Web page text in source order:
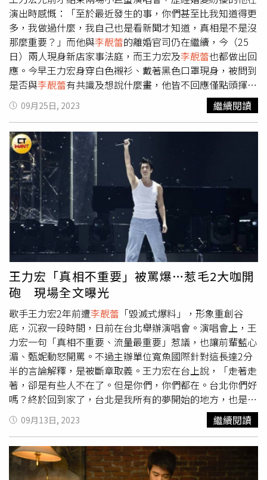
透過律師陳清怡發聲明指出：一、今天是強制執行程序，這
個程序是我方聲請的。二、很遺憾的，裁定的大部分內容對
造沒有履行。三、因此我們希望透過法律程序，實現裁定的
內容，讓我們能見到生命中最重要的人。李靚蕾下午也透過
律師田欣永發聲明：一、家事案件不對外公開。關於這一
點，稍早法官才特別提醒。對於王先生再次為了個人利益而
違反家事原則，我們深感遺憾。二、近兩年來，因為王先生
不斷上訴、抗告，我們開過無數次庭，從來沒有遇過這樣的
媒體陣仗。今天王先生特別找各家娛樂記者前來拍攝，以
○○作為話題炒作，我們對此深感遺憾。有關○○的一切事
宜，不應是娛樂大眾的素材，或是宣傳作品的工具，期盼無
論是司法、藝術或是和家庭關係，都應該回歸單純。三、聲
請方的指控不等於事實。我方一直都是竭盡所能的履行法院
裁定，反倒是王先生不斷違反應盡的義務。事實上，王先生
與○○一直有持續見面，昨天也才見過。期盼王先生能以
○○的身心健康為重，以真誠的態度處理家庭事務，以正當
的途徑宣傳作品。如此，一定能夠得到更多人的認同與支
持，包括靚蕾在內。日前美國部分，上一次兩人在家事法庭
出庭為6月間，之後美國紐約法院判決准離，兩人的戰火重
心便轉到台灣。不過對於紐約法院的判決，雙方似乎也是各
自解讀。紐約法院判定離婚獲准，當時
「美國法院經審理後裁定，王先生作為過錯方，必須賠償李
小姐因他的過錯而產生的訴訟律師費用」，但是王力宏則透
過律師聲明「很遺憾有人一直將過錯全部推給他方。王力宏
先生在紐約法院提起離婚獲准，法院並無認定王力宏先生在
離婚事由上有任何過錯，而是兩造基於合法離婚協議書判
准」。聲明中還指出，「反倒是，李小姐依離婚協議書已經
取得龐大財產，後續又於美國訴訟中另外要求逾千萬美金的
鉅額主張，導致本件審理時間不斷拖長，惟其請求均遭紐約
法院駁回。紐約法院在判決中也明白表示，李小姐另行在台
灣提起訴訟、且故意將兩人婚姻問題公開訴諸媒體，亦是駁
回其請求之原因，另關於○○的費用，紐約法院判決指出，
由台灣法院作最終決定」。王力宏的委任律師證實紐約法院
演出時感慨：「至於最近發生的事，你們甚至比我知道得更
多，我做過什麼，我自己也是看新聞才知道，真相是不是沒
那麼重要？」而他與李靚蕾的離婚官司仍在繼續，今（25
日）兩人現身新店家事法庭，而王力宏及李靚蕾也都做出回
應。今早王力宏身穿白色襯衫、戴著黑色口罩現身，被問到
是否與李靚蕾有共識及想說什麼畫，他皆不回應僅點頭揮手
致意，
同樣親自出庭，面對媒體發問不發一語。直到
中午兩人又一前一後離開，雙方都僅向媒體揮手致意，並未
回應任何問題。王力宏揮手向媒體致意。（圖／報系資料
照）而王力宏的律師團隊也發出聲明，表示：「一、今天是
強制執行程序，這個程序是我方聲請的。二、很遺憾的，裁
定的大部分內容對造沒有履行。三、因此我們希望透過法律
程序，實現裁定的內容，讓我們能見到（以下涉及兒少法故
不刊登）。」王力宏與
李靚蕾皆發出聲明。（圖／翻攝自王
力宏IG）關於王力宏的說法，李靚蕾也發出三點回應，
「一、家事案件不對外公開，關於這一點，稍早法官才特別
提醒，對於王先生再次為了個人利益而違反家事原則，我們
深感遺憾。二、近兩年來，因為王先生不斷上訴、抗告，我
們開過無數次庭，從來沒有遇過這樣的媒體陣仗。今天王先
生特別找各家娛樂記者前來拍攝，我們對此深感遺憾。三、
聲請方的指控不等於事實，我方一直都是竭盡所能的履行法
院裁定，反倒是王先生不斷違反應盡的義務（以下涉及兒少
法故不刊登）。」
09月25日, 2023 繼續閱讀
王力宏「真相不重要」被罵爆…惹毛2大咖開
砲 現場全文曝光
歌手王力宏2年前遭李靚蕾 「毀滅式爆料」，形象重創谷
底，沉寂一段時間，日前在台北舉辦演唱會。演唱會上，王
力宏一句「真相不重要、流量最重要」惹議，也讓前輩藍心
湄、甄妮動怒開罵。不過主辦單位寬魚國際針對這長達2分
半的言論解釋，是被斷章取義。王力宏在台上說，「走著走
著，卻是有些人不在了。但是你們，你們都在。台北你們好
嗎？終於回到家了，台北是我所有的夢開始的地方，也是我
出道的地方，今天晚上是我第5次攻蛋，我們在台北小巨蛋
真的是有許多許多的回憶，對不對？」王力宏接著說，「那
至於最近發生的事，我說最近發生的事，你們甚至比我知道
的更多，我做過什麼，我自己也是看新聞才知道的。所以，
反正真相，我知道，真相不是那麼重要對不對，真相不重
09月13日, 2023 繼續閱讀